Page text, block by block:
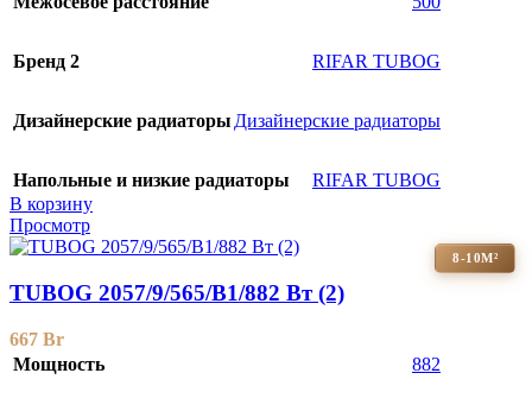
Бренд 2 RIFAR TUBOG
Дизайнерские радиаторы Дизайнерские радиаторы
Напольные и низкие радиаторы
RIFAR TUBOG
В корзину
Просмотр
8-10М²
TUBOG 2057/9/565/B1/882 Вт (2)
667 Br
Мощность
882